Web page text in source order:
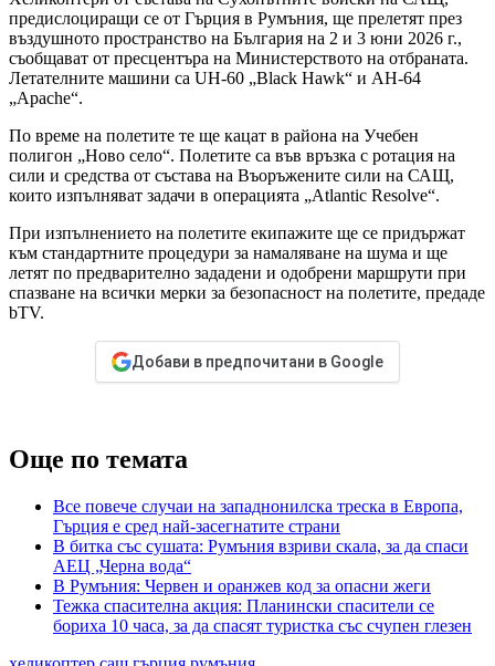
предислоциращи се от Гърция в Румъния, ще прелетят през
въздушното пространство на България на 2 и 3 юни 2026 г.,
съобщават от пресцентъра на Министерството на отбраната.
Летателните машини са UH-60 „Black Hawk“ и AH-64
„Apache“.
По време на полетите те ще кацат в района на Учебен
полигон „Ново село“. Полетите са във връзка с ротация на
сили и средства от състава на Въоръжените сили на САЩ,
които изпълняват задачи в операцията „Atlantic Resolve“.
При изпълнението на полетите екипажите ще се придържат
към стандартните процедури за намаляване на шума и ще
летят по предварително зададени и одобрени маршрути при
спазване на всички мерки за безопасност на полетите, предаде
bTV.
Добави в предпочитани в Google
Още по темата
Все повече случаи на западнонилска треска в Европа,
Гърция е сред най-засегнатите страни
В битка със сушата: Румъния взриви скала, за да спаси
АЕЦ „Черна вода“
В Румъния: Червен и оранжев код за опасни жеги
Тежка спасителна акция: Планински спасители се
бориха 10 часа, за да спасят туристка със счупен глезен